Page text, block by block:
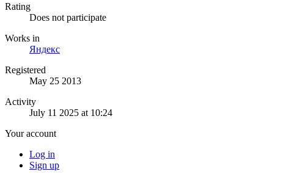
Rating
Does not participate
Works in
Яндекс
Registered
May 25 2013
Activity
July 11 2025 at 10:24
Your account
Log in
Sign up